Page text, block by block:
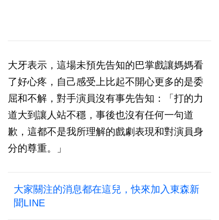
大牙表示，這場未預先告知的巴掌戲讓媽媽看
了好心疼，自己感受上比起不開心更多的是委
屈和不解，對手演員沒有事先告知：「打的力
道大到讓人站不穩，事後也沒有任何一句道
歉，這都不是我所理解的戲劇表現和對演員身
分的尊重。」
大家關注的消息都在這兒，快來加入東森新
聞LINE